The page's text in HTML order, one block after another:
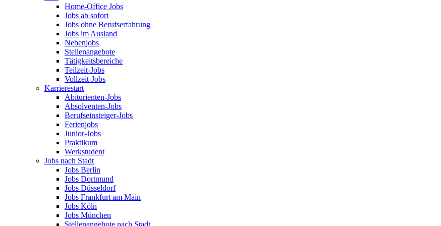
Home-Office Jobs
Jobs ab sofort
Jobs ohne Berufserfahrung
Jobs im Ausland
Nebenjobs
Stellenangebote
Tätigkeitsbereiche
Teilzeit-Jobs
Vollzeit-Jobs
Karrierestart
Abiturienten-Jobs
Absolventen-Jobs
Berufseinsteiger-Jobs
Ferienjobs
Junior-Jobs
Praktikum
Werkstudent
Jobs nach Stadt
Jobs Berlin
Jobs Dortmund
Jobs Düsseldorf
Jobs Frankfurt am Main
Jobs Köln
Jobs München
Stellenangebote nach Stadt